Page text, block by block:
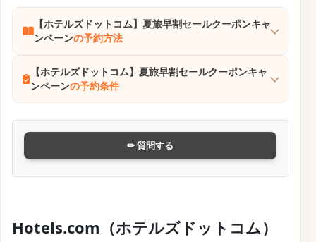
【ホテルズドットコム】夏旅早割セールクーポンキャ
ンペーンの予約方法
【ホテルズドットコム】夏旅早割セールクーポンキャ
ンペーンの予約条件
✏ 質問する
Hotels.com（ホテルズドットコム）